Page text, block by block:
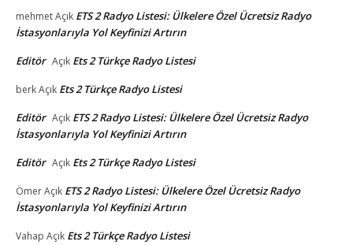
mehmetAçık ETS 2 Radyo Listesi: Ülkelere Özel Ücretsiz Radyo
İstasyonlarıyla Yol Keyfinizi Artırın
Editör Açık Ets 2 Türkçe Radyo Listesi
berkAçık Ets 2 Türkçe Radyo Listesi
Editör Açık ETS 2 Radyo Listesi: Ülkelere Özel Ücretsiz Radyo
İstasyonlarıyla Yol Keyfinizi Artırın
Editör Açık Ets 2 Türkçe Radyo Listesi
ÖmerAçık ETS 2 Radyo Listesi: Ülkelere Özel Ücretsiz Radyo
İstasyonlarıyla Yol Keyfinizi Artırın
Vahap Açık Ets 2 Türkçe Radyo Listesi